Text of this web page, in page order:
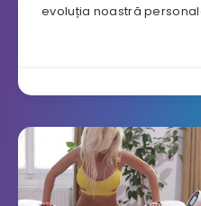
evoluția noastră